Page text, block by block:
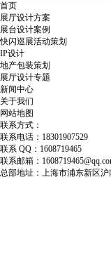
首页
展厅设计方案
展台设计案例
快闪巡展活动策划
IP设计
地产包装策划
展厅设计专题
新闻中心
关于我们
网站地图
联系方式：
联系电话：18301907529
联系 QQ：1608719465
联系邮箱：
总部地址：上海市浦东新区沪